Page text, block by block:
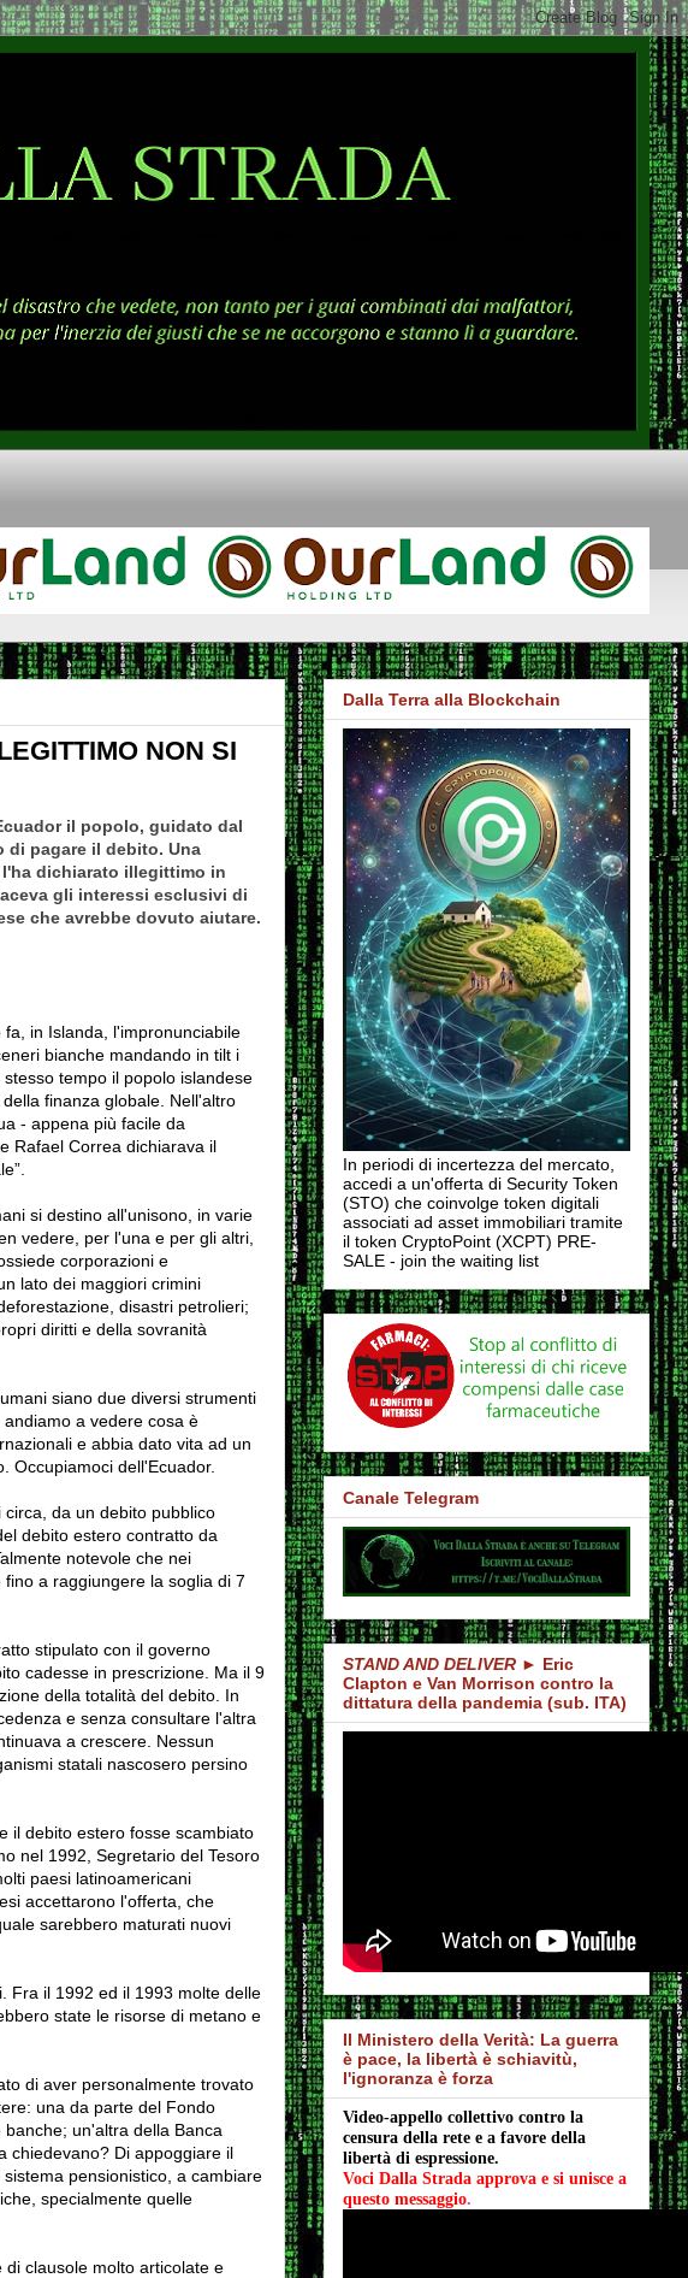
NON SI
il popolo, guidato dal
di pagare il debito. Una
dichiarato illegittimo in
gli interessi esclusivi di
che avrebbe dovuto aiutare.
in Islanda, l'impronunciabile
bianche mandando in tilt i
tempo il popolo islandese
finanza globale. Nell'altro
- appena più facile da
Rafael Correa dichiarava il
si destino all'unisono, in varie
vedere, per l'una e per gli altri,
corporazioni e
lato dei maggiori crimini
disastri petrolieri;
diritti e della sovranità
siano due diversi strumenti
a vedere cosa è
e abbia dato vita ad un
Occupiamoci dell'Ecuador.
da un debito pubblico
debito estero contratto da
notevole che nei
a raggiungere la soglia di 7
stipulato con il governo
cadesse in prescrizione. Ma il 9
della totalità del debito. In
e senza consultare l'altra
a crescere. Nessun
statali nascosero persino
il debito estero fosse scambiato
nel 1992, Segretario del Tesoro
paesi latinoamericani
accettarono l'offerta, che
sarebbero maturati nuovi
Fra il 1992 ed il 1993 molte delle
state le risorse di metano e
di aver personalmente trovato
una da parte del Fondo
un'altra della Banca
chiedevano? Di appoggiare il
pensionistico, a cambiare
specialmente quelle
clausole molto articolate e
Dalla Terra alla Blockchain
In periodi di incertezza del mercato,
accedi a un'offerta di Security Token
(STO) che coinvolge token digitali
associati ad asset immobiliari tramite
il token CryptoPoint (XCPT) PRE-
SALE - join the waiting list
Canale Telegram
STAND AND DELIVER► Eric
Clapton e Van Morrison contro la
dittatura della pandemia (sub. ITA)
Il Ministero della Verità: La guerra
è pace, la libertà è schiavitù,
l'ignoranza è forza
Video-appello collettivo contro la
censura della rete e a favore della
libertà di espressione.
Voci Dalla Strada approva e si unisce a
questo messaggio.